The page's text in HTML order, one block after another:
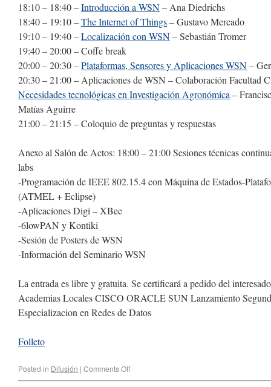
18:10 – 18:40 –Introducción a WSN– Ana Diedrichs
18:40 – 19:10 –The Internet of Things– Gustavo Mercado
19:10 – 19:40 –Localización con WSN– Sebastián Tromer
19:40 – 20:00 – Coffe break
20:00 – 20:30 –Plataformas, Sensores y Aplicaciones WSN–
20:30 – 21:00 – Aplicaciones de WSN – Colaboración Facultad
Necesidades tecnológicas en Investigación Agronómica –
Matías Aguirre
21:00 – 21:15 – Coloquio de preguntas y respuestas
Anexo al Salón de Actos: 18:00 – 21:00 Sesiones técnicas
labs
-Programación de IEEE 802.15.4 con Máquina de Estados-
(ATMEL + Eclipse)
-Aplicaciones Digi – XBee
-6lowPAN y Kontiki
-Sesión de Posters de WSN
-Información del Seminario WSN
La entrada es libre y gratuita. Se certificará a pedido del
Academias Locales CISCO ORACLE SUN Lanzamiento
Especializacion en Redes de Datos
Folleto
Posted in Difusión | Comments Off